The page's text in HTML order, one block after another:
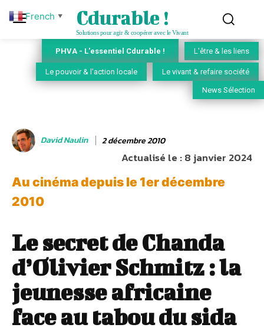
Cdurable !
Solutions pour agir & coopérer avec le Vivant
PHVA - L'essentiel Cdurable ! L'être & les liens
Le pouvoir & l'action locale Le vivant & refaire société
News Sélection
David Naulin 2 décembre 2010
Actualisé le :8 janvier 2024
Au cinéma depuis le 1er décembre
2010
Le secret de Chanda
d’Olivier Schmitz : la
jeunesse africaine
face au tabou du sida
French ▼